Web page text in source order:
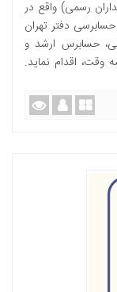
رسمی) واقع در
دفتر تهران
حسابرس ارشد و
وقت، اقدام نماید.